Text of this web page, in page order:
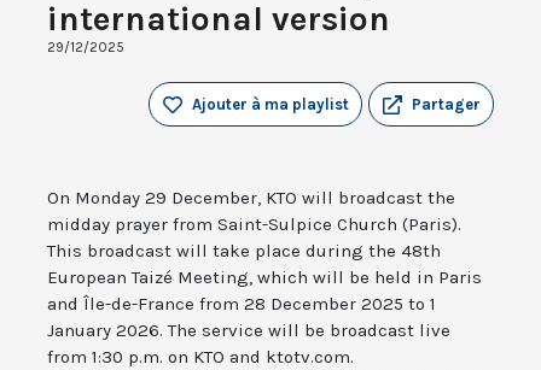
international version
29/12/2025
Partager
Ajouter à ma playlist
On Monday 29 December, KTO will broadcast the
midday prayer from Saint-Sulpice Church (Paris).
This broadcast will take place during the 48th
European Taizé Meeting, which will be held in Paris
and Île-de-France from 28 December 2025 to 1
January 2026. The service will be broadcast live
from 1:30 p.m. on KTO and ktotv.com.